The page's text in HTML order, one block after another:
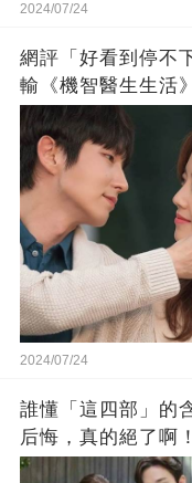
2024/07/24
網評「好看到停不
輸《機智醫生生活
2024/07/24
誰懂「這四部」的
后悔，真的絕了啊！